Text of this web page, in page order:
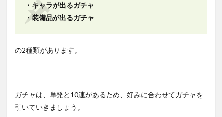
・キャラが出るガチャ
・装備品が出るガチャ
の2種類があります。
ガチャは、単発と10連があるため、好みに合わせてガチャを
引いていきましょう。